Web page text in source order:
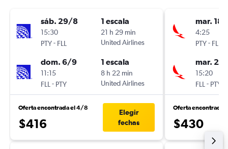
sáb. 29/8
15:30
PTY- FLL
1 escala
21 h 29 min
United Airlines
dom. 6/9
11:15
FLL - PTY
1 escala
8 h 22 min
United Airlines
Oferta encontrada el 4/8
$416
Elegir
fechas
mar.
4:25
PTY- FLL
mar.
15:20
FLL - PTY
Oferta encontrada
$430